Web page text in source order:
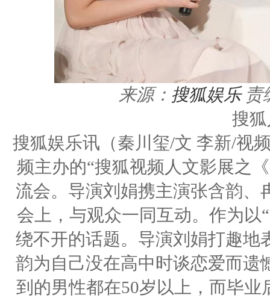
来源： 搜狐娱乐 责
搜
搜狐娱乐讯（秦川玺/文 李新/视
频主办的“搜狐视频人文影展之
流会。导演刘娟携主演张含韵、
会上，与观众一同互动。作为以
绕不开的话题。导演刘娟打趣地
韵为自己没在高中时谈恋爱而遗
到的男性都在50岁以上，而毕